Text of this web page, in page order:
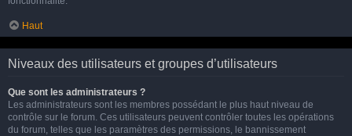
Haut
Niveaux des utilisateurs et groupes d’utilisateurs
Que sont les administrateurs ?
Les administrateurs sont les membres possédant le plus haut niveau de
contrôle sur le forum. Ces utilisateurs peuvent contrôler toutes les opérations
du forum, telles que les paramètres des permissions, le bannissement